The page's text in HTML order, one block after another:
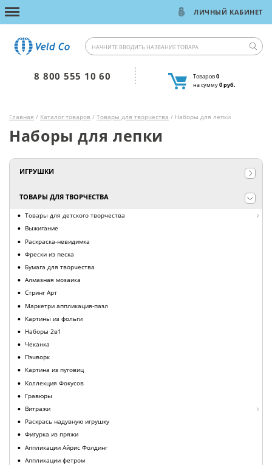
ЛИЧНЫЙ КАБИНЕТ
8 800 555 10 60 Товаров0
на сумму0 руб.
Главная / Каталог товаров / Товары для творчества / Наборы для лепки
Наборы для лепки
ИГРУШКИ
ТОВАРЫ ДЛЯ ТВОРЧЕСТВА
Товары для детского творчества
Выжигание
Раскраска-невидимка
Фрески из песка
Бумага для творчества
Алмазная мозаика
Стринг Арт
Маркетри аппликация-пазл
Картины из фольги
Наборы 2в1
Чеканка
Пэчворк
Картина из пуговиц
Коллекция Фокусов
Гравюры
Витражи
Раскрась надувную игрушку
Фигурка из пряжи
Аппликации Айрис Фолдинг
Аппликации фетром